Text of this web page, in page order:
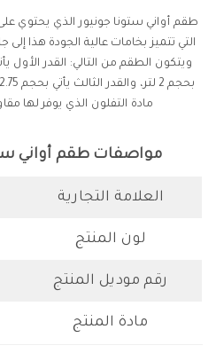
التي تتميز بخامات عالية الجودة هذا
مادة التفلون الذي يوفر لها
مواصفات طقم أواني ستونا
العلامة التجارية
لون المنتج
رقم موديل المنتج
مادة المنتج